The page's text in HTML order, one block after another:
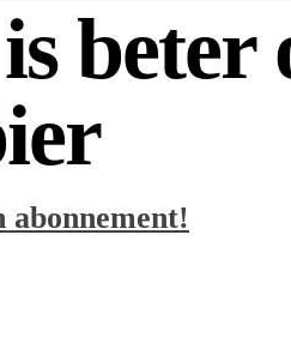
beter
abonnement!